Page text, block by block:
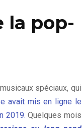
la pop-
spéciaux, qui
avait mis en ligne le
2019.Quelques mois